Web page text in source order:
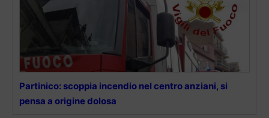
Partinico: scoppia incendio nel centro anziani, si
pensa a origine dolosa